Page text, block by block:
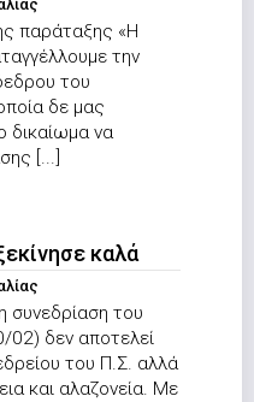
παράταξης «Η
την
του
δε μας
να
[...]
καλά
συνεδρίαση του
02) δεν αποτελεί
του Π.Σ. αλλά
και αλαζονεία. Με